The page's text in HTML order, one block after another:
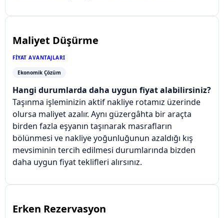
Maliyet Düşürme
FIYAT AVANTAJLARI
Ekonomik Çözüm
Hangi durumlarda daha uygun fiyat alabilirsiniz?
Taşınma işleminizin aktif nakliye rotamız üzerinde
olursa maliyet azalır. Aynı güzergâhta bir araçta
birden fazla eşyanın taşınarak masrafların
bölünmesi ve nakliye yoğunluğunun azaldığı kış
mevsiminin tercih edilmesi durumlarında bizden
daha uygun fiyat teklifleri alırsınız.
Erken Rezervasyon